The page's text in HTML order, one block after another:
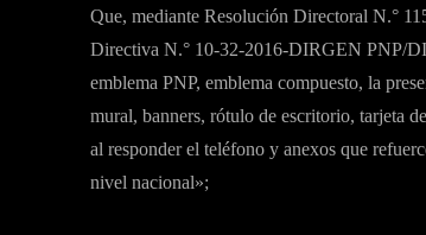
Que, mediante Resolución Directoral N.°
Directiva N.° 10-32-2016-DIRGEN PNP/
emblema PNP, emblema compuesto, la
mural, banners, rótulo de escritorio, tarjeta
al responder el teléfono y anexos que
nivel nacional»;